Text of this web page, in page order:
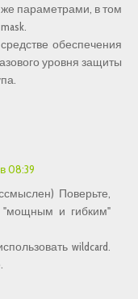
параметрами, в том
обеспечения
уровня защиты
08:39
Поверьте,
"мощным и гибким"
wildcard.